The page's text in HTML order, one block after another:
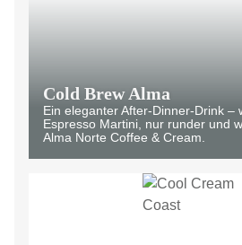
Cold Brew Alma
Ein eleganter After-Dinner-Drink –
Espresso Martini, nur runder und
Alma Norte Coffee & Cream.